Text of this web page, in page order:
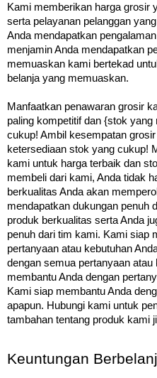
Kami memberikan harga grosir
serta pelayanan pelanggan
Anda mendapatkan
menjamin Anda mendapatkan
memuaskan kami bertekad
belanja yang memuaskan.
Manfaatkan penawaran grosir
paling kompetitif dan {stok
cukup! Ambil kesempatan
ketersediaan stok yang cukup!
kami untuk harga terbaik dan
membeli dari kami, Anda tidak
berkualitas Anda akan
mendapatkan dukungan penuh
produk berkualitas serta Anda
penuh dari tim kami. Kami siap
pertanyaan atau kebutuhan
dengan semua pertanyaan
membantu Anda dengan
Kami siap membantu Anda
apapun. Hubungi kami untuk
tambahan tentang produk kami
Keuntungan